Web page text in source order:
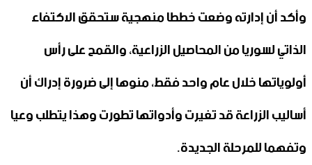
وأكد أن إدارته وضعت خططا منهجية ستحقق الاكتفاء
الذاتي لسوريا من المحاصيل الزراعية، والقمح على رأس
أولوياتها خلال عام واحد فقط، منوها إلى ضرورة إدراك أن
أساليب الزراعة قد تغيرت وأدواتها تطورت وهذا يتطلب وعيا
وتفهما للمرحلة الجديدة.